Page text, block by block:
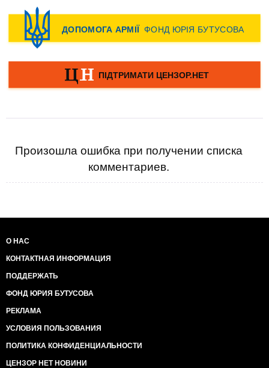
Произошла ошибка при получении списка
комментариев.
О НАС
КОНТАКТНАЯ ИНФОРМАЦИЯ
ПОДДЕРЖАТЬ
ФОНД ЮРИЯ БУТУСОВА
РЕКЛАМА
УСЛОВИЯ ПОЛЬЗОВАНИЯ
ПОЛИТИКА КОНФИДЕНЦИАЛЬНОСТИ
ЦЕНЗОР НЕТ НОВИНИ